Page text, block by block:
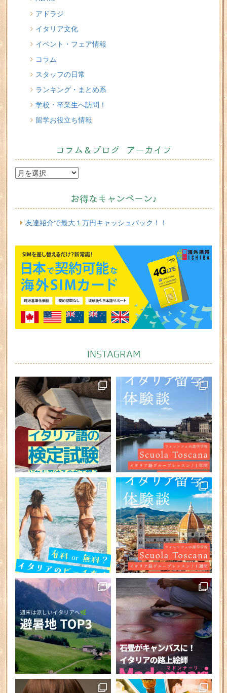
2026/07/16
味わってみたい！魚介の「ごった煮」 リヴォルノの
Cacciucco（カッチュッコ）
アドラジ
イタリア文化
イベント・フェア情報
コラム
スタッフの日常
ランキング・まとめ系
学校・卒業生へ訪問！
留学お役立ち情報
コラム＆ブログ アーカイブ
お得なキャンペーン♪
友達紹介で最大１万円キャッシュバック！！
INSTAGRAM